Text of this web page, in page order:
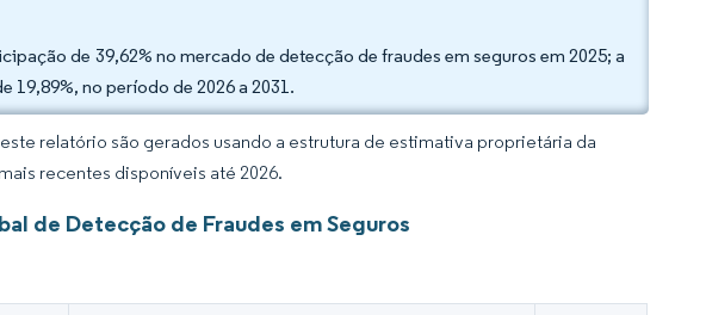
de 39,62% no mercado de detecção de fraudes em seguros em 2025; a
no período de 2026 a 2031.
relatório são gerados usando a estrutura de estimativa proprietária da
recentes disponíveis até 2026.
de Detecção de Fraudes em Seguros